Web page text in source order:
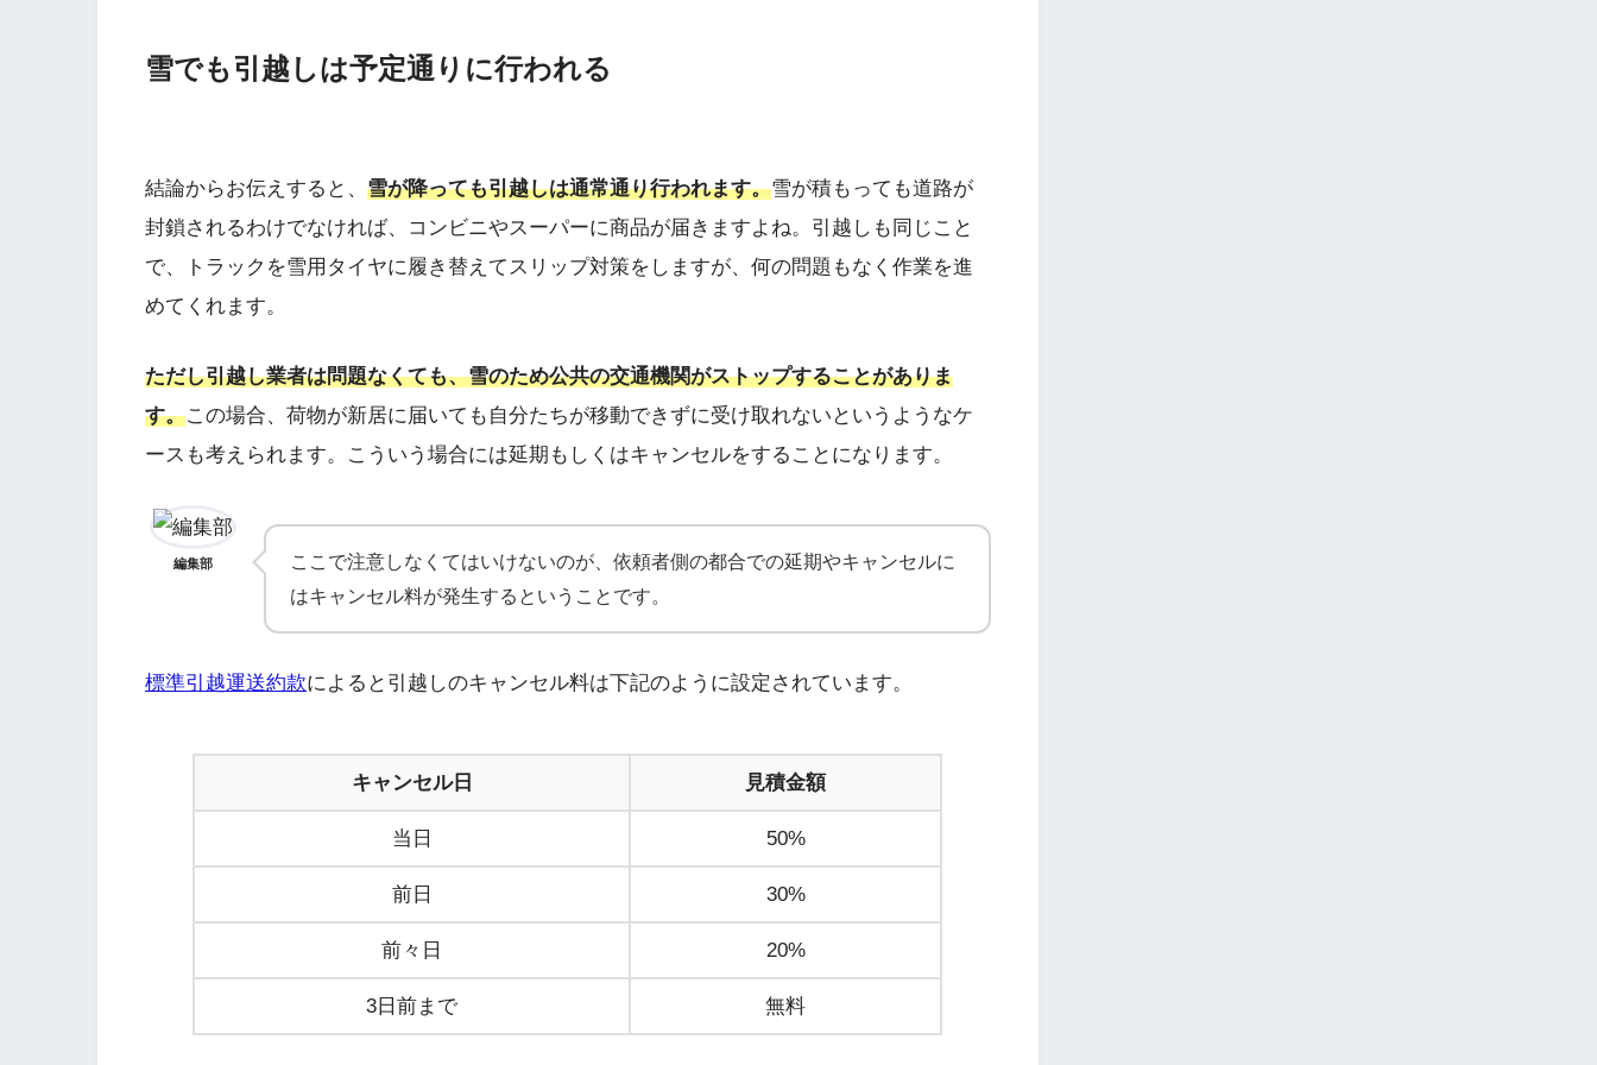
雪でも引越しは予定通りに行われる
結論からお伝えすると、 雪が降っても引越しは通常通り行われます。雪が積もっても道路が
封鎖されるわけでなければ、コンビニやスーパーに商品が届きますよね。引越しも同じこと
で、トラックを雪用タイヤに履き替えてスリップ対策をしますが、何の問題もなく作業を進
めてくれます。
ただし引越し業者は問題なくても、雪のため公共の交通機関がストップすることがありま
す。この場合、荷物が新居に届いても自分たちが移動できずに受け取れないというようなケ
ースも考えられます。こういう場合には延期もしくはキャンセルをすることになります。
編集部
ここで注意しなくてはいけないのが、依頼者側の都合での延期やキャンセルに
はキャンセル料が発生するということです。
標準引越運送約款によると引越しのキャンセル料は下記のように設定されています。
キャンセル日 見積金額
当日 50%
前日 30%
前々日 20%
3日前まで 無料